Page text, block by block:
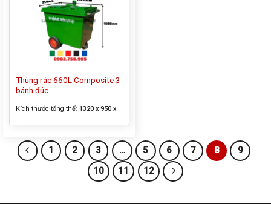
Thùng rác 660L Composite 3
bánh đúc
Kích thước tổng thể: 1320 x 950 x
1 2 3 … 5 6 7 8
9
10
11 12